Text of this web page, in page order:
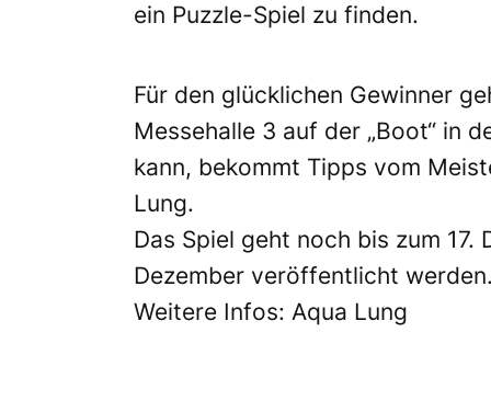
ein Puzzle-Spiel zu finden.
Für den glücklichen Gewinner
Messehalle 3 auf der „Boot“ in
kann, bekommt Tipps vom
Lung.
Das Spiel geht noch bis zum 17.
Dezember veröffentlicht
Weitere Infos: Aqua Lung